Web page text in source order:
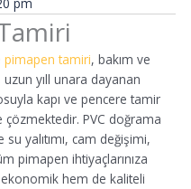
pimapen tamiri, bakım ve
yıll unara dayanan
kapı ve pencere tamir
çözmektedir. PVC doğrama
yalıtımı, cam değişimi,
pimapen ihtiyaçlarınıza
hem de kaliteli